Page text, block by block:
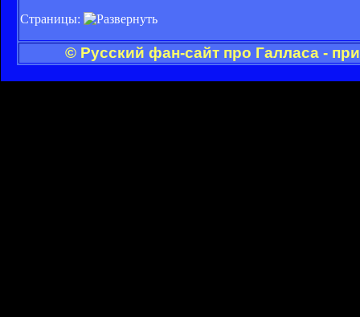
Страницы:
© Русский фан-сайт про Галласа -